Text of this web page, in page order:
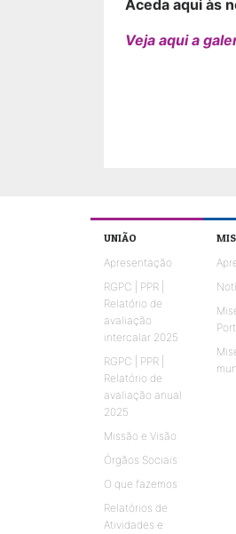
Aceda aqui às
Veja aqui a
UNIÃO
Apresentação
RGPC | PPR |
Relatório de
avaliação
intercalar 2025
RGPC | PPR |
Relatório de
avaliação anual
2025
Missão e Visão
Órgãos Sociais
O que fazemos
Relatórios de
Atividades e